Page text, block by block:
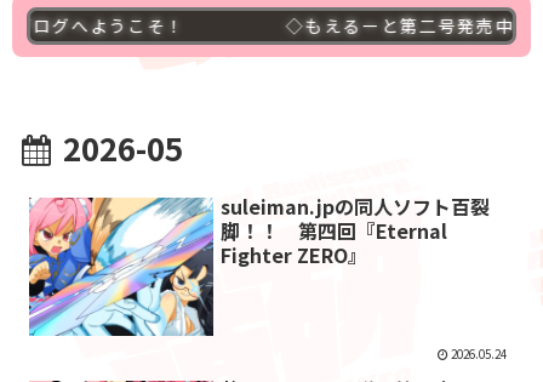
グへようこそ！ ◇もえるーと第二号発売中！要
2026-05
suleiman.jpの同人ソフト百裂
脚！！ 第四回『Eternal
Fighter ZERO』
2026.05.24